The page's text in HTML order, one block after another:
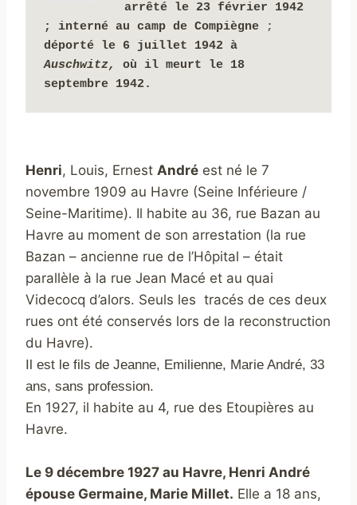
arrêté le 23 février 1942
;
interné au camp de Compiègne
déporté le 6 juillet 1942 à
Auschwitz,
où il meurt le 18
septembre 1942.
Henri, Louis, Ernest André est né le 7
novembre 1909 au Havre (Seine Inférieure /
Seine-Maritime). Il habite au 36, rue Bazan au
Havre au moment de son arrestation (la rue
Bazan – ancienne rue de l’Hôpital – était
parallèle à la rue Jean Macé et au quai
Videcocq d’alors. Seuls les tracés de ces deux
rues ont été conservés lors de la reconstruction
du Havre).
Il est le fils de Jeanne, Emilienne, Marie André, 33
ans, sans profession.
En 1927, il habite au 4, rue des Etoupières au
Havre.
Le 9 décembre 1927 au Havre, Henri André
épouse Germaine, Marie Millet. Elle a 18 ans,